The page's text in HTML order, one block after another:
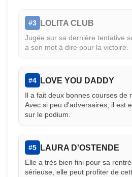
#3 LOLITA CLUB
Jugée sur sa dernière tentative
a son mot à dire pour la victoire.
#4 LOVE YOU DADDY
Il a fait deux bonnes courses de
Avec si peu d'adversaires, il est
sur le podium.
#5 LAURA D'OSTENDE
Elle a très bien fini pour sa
sérieuse, elle peut profiter de